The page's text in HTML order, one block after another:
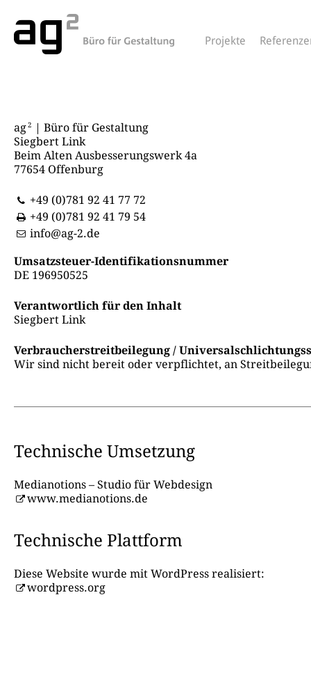
Projekte
ag2
| Büro für Gestaltung
Siegbert Link
Beim Alten Ausbesserungswerk 4a
77654 Offenburg
+49 (0)781 92 41 77 72
+49 (0)781 92 41 79 54
info@ag-2.de
Umsatzsteuer-Identifikationsnummer
DE 196950525
Verantwortlich für den Inhalt
Siegbert Link
Verbraucher­streit­beilegung /
Wir sind nicht bereit oder verpflichtet, an
Technische Umsetzung
Medianotions – Studio für Webdesign
www.medianotions.de
Technische Plattform
Diese Website wurde mit WordPress realisiert:
wordpress.org